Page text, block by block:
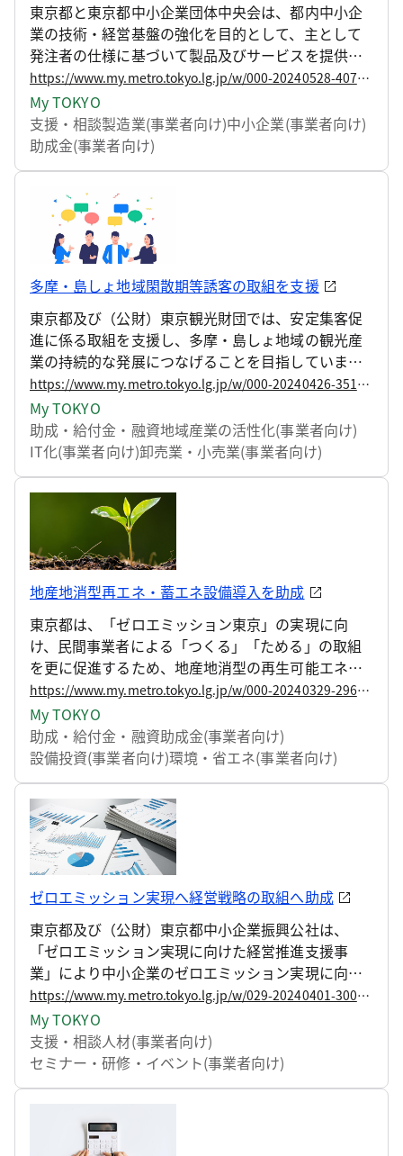
東京都と東京都中小企業団体中央会は、都内中小企
業の技術・経営基盤の強化を目的として、主として
発注者の仕様に基づいて製品及びサービスを提供す
る受注型中小企業（下請企業）を対象に、技術・サ
ービスの高度化・高付加価値化に向けた取組を経費
の面から支援します。 この度、令和6年度第2回の支
援対象を募集いたします。
https://www.my.metro.tokyo.lg.jp/w/000-20240528-40700541
My TOKYO
支援・相談製造業(事業者向け)中小企業(事業者向け)
助成金(事業者向け)
多摩・島しょ地域閑散期等誘客の取組を支援
東京都及び（公財）東京観光財団では、安定集客促
進に係る取組を支援し、多摩・島しょ地域の観光産
業の持続的な発展につなげることを目指していま
す。
https://www.my.metro.tokyo.lg.jp/w/000-20240426-35144216
My TOKYO
助成・給付金・融資地域産業の活性化(事業者向け)
IT化(事業者向け)卸売業・小売業(事業者向け)
地産地消型再エネ・蓄エネ設備導入を助成
東京都は、「ゼロエミッション東京」の実現に向
け、民間事業者による「つくる」「ためる」の取組
を更に促進するため、地産地消型の再生可能エネル
ギー発電等設備、熱利用設備及び蓄電池の導入に対
する助成事業を新たに開始いたしますので、お知ら
せします。
https://www.my.metro.tokyo.lg.jp/w/000-20240329-29622914
My TOKYO
助成・給付金・融資助成金(事業者向け)
設備投資(事業者向け)環境・省エネ(事業者向け)
ゼロエミッション実現へ経営戦略の取組へ助成
東京都及び（公財）東京都中小企業振興公社は、
「ゼロエミッション実現に向けた経営推進支援事
業」により中小企業のゼロエミッション実現に向け
て、脱炭素化などの取組の普及啓発から経営戦略の
策定、実行支援までを総合的に支援しています。
https://www.my.metro.tokyo.lg.jp/w/029-20240401-30089681
My TOKYO
支援・相談人材(事業者向け)
セミナー・研修・イベント(事業者向け)